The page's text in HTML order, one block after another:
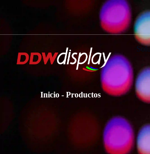
Inicio - Productos